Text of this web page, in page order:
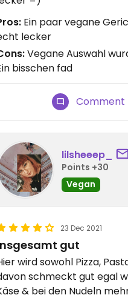
Ein paar vegane
lecker
Vegane Auswahl
bisschen fad
Comment
lilsheeep_
Points +30
Vegan
23 Dec 2021
gut
wird sowohl Pizza,
schmeckt gut egal
& bei den Nudeln